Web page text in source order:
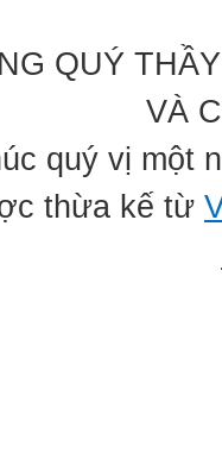
QUÝ
VÀ
quý vị một
thừa kế từ